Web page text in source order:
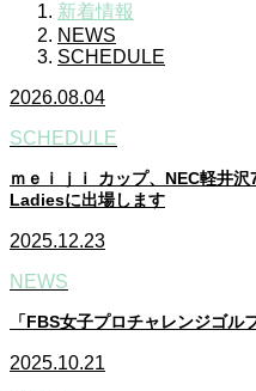
新着情報
NEWS
SCHEDULE
2026.08.04
SCHEDULE
ｍｅｉｊｉ カップ、NEC軽井
Ladiesに出場します
2025.12.23
NEWS
「FBS女子プロチャレンジゴル
2025.10.21